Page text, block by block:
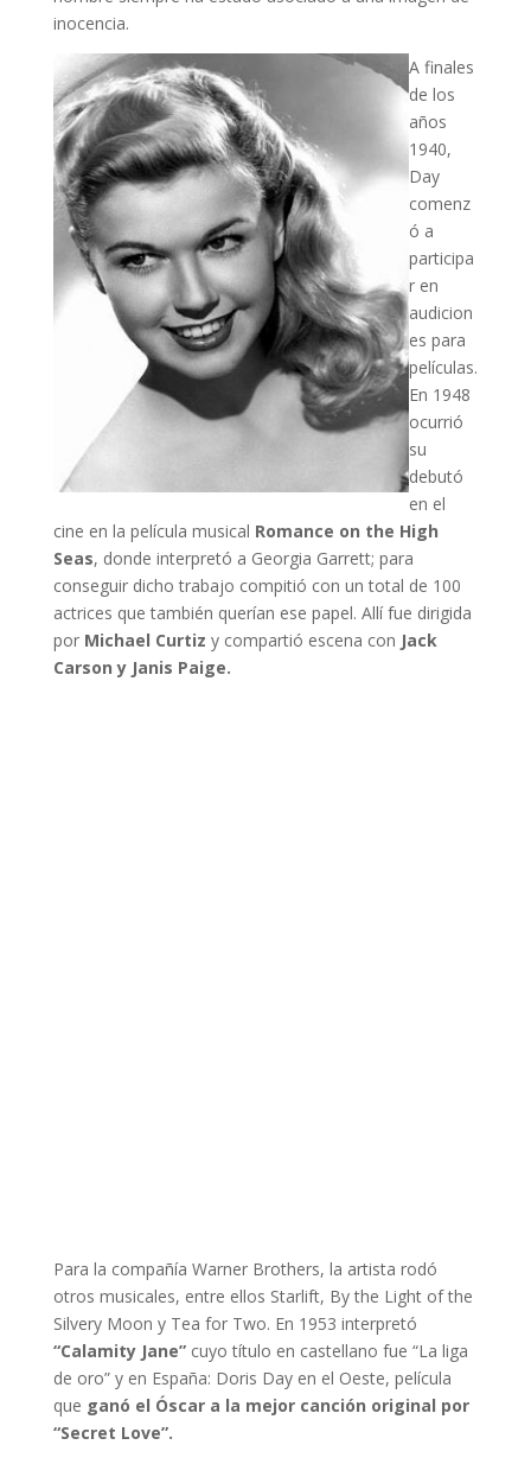
inocencia.
A finales
de los
años
1940,
Day
comenz
ó a
participa
r en
audicion
es para
películas.
En 1948
ocurrió
su
debutó
en el
cine en la película musical Romance on the High
Seas, donde interpretó a Georgia Garrett; para
conseguir dicho trabajo compitió con un total de 100
actrices que también querían ese papel. Allí fue dirigida
por Michael Curtiz y compartió escena con Jack
Carson y Janis Paige.
Para la compañía Warner Brothers, la artista rodó
otros musicales, entre ellos Starlift, By the Light of the
Silvery Moon y Tea for Two. En 1953 interpretó
“Calamity Jane” cuyo título en castellano fue “La liga
de oro” y en España: Doris Day en el Oeste, película
que ganó el Óscar a la mejor canción original por
“Secret Love”.